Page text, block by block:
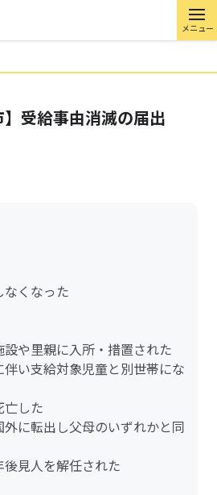
メニュー
】受給事由消滅の届出
なくなった
設や里親に入所・措置された
伴い支給対象児童と別世帯にな
亡した
外に転出し父母のいずれかと同
後見人を解任された